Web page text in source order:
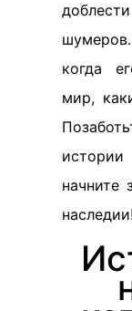
когда
мир,
начните
наследии!